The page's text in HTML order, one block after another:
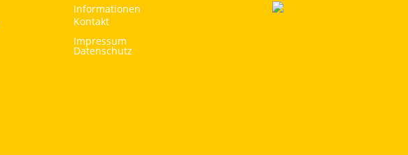
Informationen
Kontakt
Impressum
Datenschutz